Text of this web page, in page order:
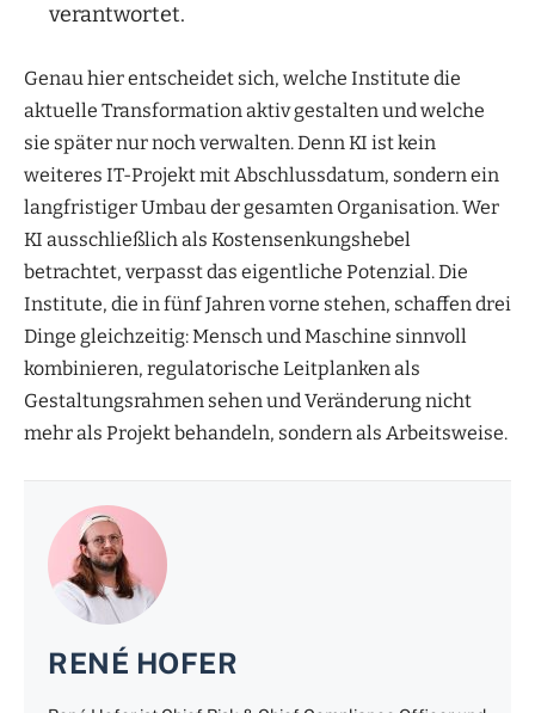
verantwortet.
Genau hier entscheidet sich, welche Institute die
aktuelle Transformation aktiv gestalten und welche
sie später nur noch verwalten. Denn KI ist kein
weiteres IT-Projekt mit Abschlussdatum, sondern ein
langfristiger Umbau der gesamten Organisation. Wer
KI ausschließlich als Kostensenkungshebel
betrachtet, verpasst das eigentliche Potenzial. Die
Institute, die in fünf Jahren vorne stehen, schaffen drei
Dinge gleichzeitig: Mensch und Maschine sinnvoll
kombinieren, regulatorische Leitplanken als
Gestaltungsrahmen sehen und Veränderung nicht
mehr als Projekt behandeln, sondern als Arbeitsweise.
RENÉ HOFER